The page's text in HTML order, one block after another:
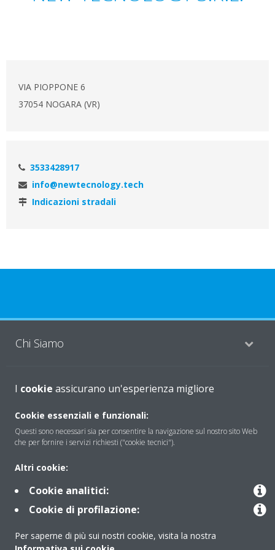
VIA PIOPPONE 6
37054 NOGARA (VR)
3533428917
info@newtecnology.tech
Indicazioni stradali
Chi Siamo
Soluzioni
Contattaci
Periodo di supporto definito
Politica di segnalazione e divulgazione delle vulnerabilità del
Gruppo Daikin Europe
I cookie assicurano un'esperienza migliore
Cookie essenziali e funzionali:
Questi sono necessari sia per consentire la navigazione sul nostro sito Web
che per fornire i servizi richiesti ("cookie tecnici").
Altri cookie:
Cookie analitici:
Cookie di profilazione:
Per saperne di più sui nostri cookie, visita la nostra